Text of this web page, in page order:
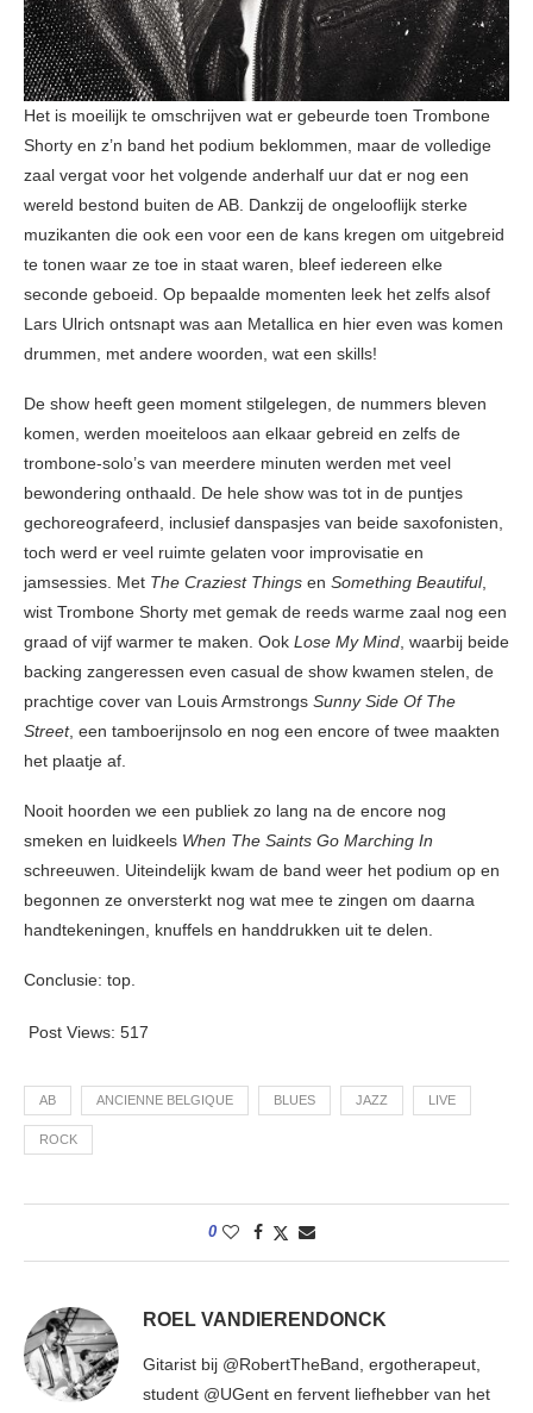
Het is moeilijk te omschrijven wat er gebeurde toen Trombone
Shorty en z’n band het podium beklommen, maar de volledige
zaal vergat voor het volgende anderhalf uur dat er nog een
wereld bestond buiten de AB. Dankzij de ongelooflijk sterke
muzikanten die ook een voor een de kans kregen om uitgebreid
te tonen waar ze toe in staat waren, bleef iedereen elke
seconde geboeid. Op bepaalde momenten leek het zelfs alsof
Lars Ulrich ontsnapt was aan Metallica en hier even was komen
drummen, met andere woorden, wat een skills!
De show heeft geen moment stilgelegen, de nummers bleven
komen, werden moeiteloos aan elkaar gebreid en zelfs de
trombone-solo’s van meerdere minuten werden met veel
bewondering onthaald. De hele show was tot in de puntjes
gechoreografeerd, inclusief danspasjes van beide saxofonisten,
toch werd er veel ruimte gelaten voor improvisatie en
jamsessies. Met The Craziest Things en Something Beautiful,
wist Trombone Shorty met gemak de reeds warme zaal nog een
graad of vijf warmer te maken. Ook Lose My Mind, waarbij beide
backing zangeressen even casual de show kwamen stelen, de
prachtige cover van Louis Armstrongs Sunny Side Of The
Street, een tamboerijnsolo en nog een encore of twee maakten
het plaatje af.
Nooit hoorden we een publiek zo lang na de encore nog
smeken en luidkeels When The Saints Go Marching In
schreeuwen. Uiteindelijk kwam de band weer het podium op en
begonnen ze onversterkt nog wat mee te zingen om daarna
handtekeningen, knuffels en handdrukken uit te delen.
Conclusie: top.
Post Views: 517
AB ANCIENNE BELGIQUE BLUES JAZZ LIVE
ROCK
0
ROEL VANDIERENDONCK
Gitarist bij @RobertTheBand, ergotherapeut,
student @UGent en fervent liefhebber van het